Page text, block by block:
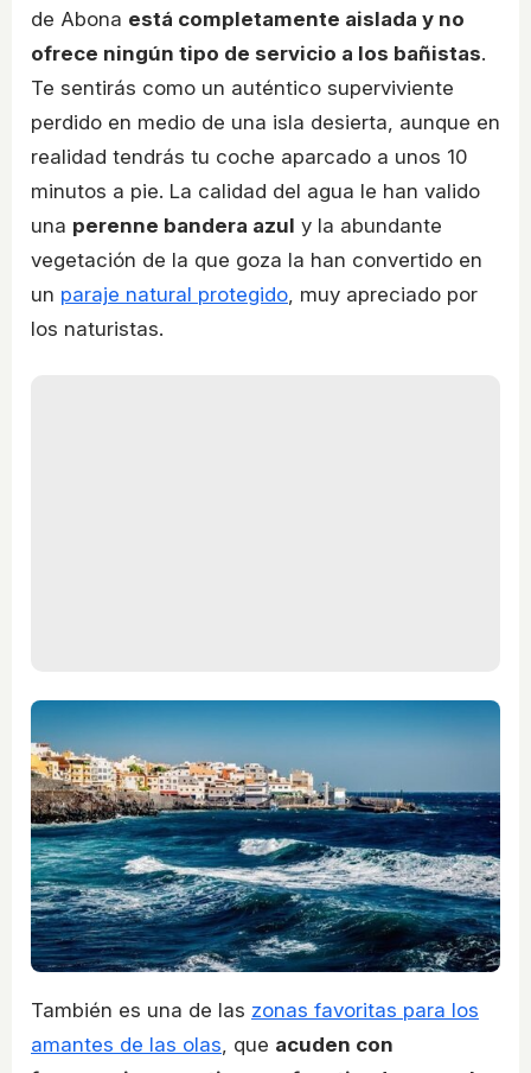
de Abona está completamente aislada y no
ofrece ningún tipo de servicio a los bañistas.
Te sentirás como un auténtico superviviente
perdido en medio de una isla desierta, aunque en
realidad tendrás tu coche aparcado a unos 10
minutos a pie. La calidad del agua le han valido
una perenne bandera azul y la abundante
vegetación de la que goza la han convertido en
un paraje natural protegido, muy apreciado por
los naturistas.
También es una de las zonas favoritas para los
amantes de las olas, que acuden con